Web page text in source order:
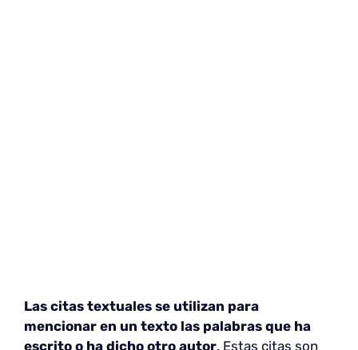
Las citas textuales se utilizan para
mencionar en un texto las palabras que ha
escrito o ha dicho otro autor. Estas citas son